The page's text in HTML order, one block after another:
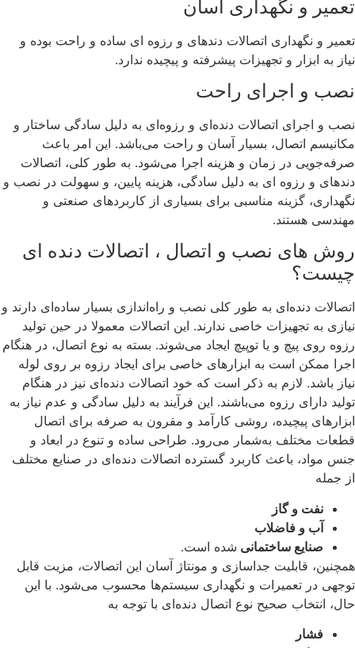
تعمیر و نگهداری آسان
تعمیر و نگهداری اتصالات دندهای و رزوه ای ساده و راحت بوده و
نیاز به ابزار و تجهیزات پیشرفته و پیچیده ندارد.
نصب و اجرای راحت
نصب و اجرای اتصالات دنده‌ای و رزوه‌ای به دلیل سادگی ساختار و
مکانیسم اتصال، بسیار آسان و راحت می‌باشد. این امر باعث
صرفه‌جویی در زمان و هزینه اجرا می‌شود. به طور کلی، اتصالات
دندهای و رزوه ای به دلیل سادگی، هزینه پایین، و سهولت در نصب و
نگهداری، گزینه مناسبی برای بسیاری از کاربردهای صنعتی و
مهندسی هستند.
روش های نصب و اتصال ، اتصالات دنده ای
چیست؟
اتصالات دنده‌ای به طور کلی نصب و راه‌اندازی بسیار ساده‌ای دارند و
نیازی به تجهیزات خاصی ندارند. این اتصالات معمولا در حین تولید
رزوه روی پیچ و یا توپیچ ایجاد می‌شوند. بسته به نوع اتصال، در هنگام
اجرا ممکن است به ابزارهای خاصی برای ایجاد رزوه بر روی لوله
نیاز باشد. لازم به ذکر است که خود اتصالات دنده‌ای نیز در هنگام
تولید دارای رزوه می‌باشند. این فرآیند به دلیل سادگی و عدم نیاز به
ابزارهای پیچیده، روشی کارآمد و مقرون به صرفه برای اتصال
قطعات مختلف به‌شمار می‌رود. طراحی ساده و تنوع در ابعاد و
جنس مواد، باعث کاربرد گسترده اتصالات دنده‌ای در صنایع مختلف
از جمله
نفت و گاز
آب و فاضلاب
صنایع ساختمانی شده است.
همچنین، قابلیت جداسازی و مونتاژ آسان این اتصالات، مزیت قابل
توجهی در تعمیرات و نگهداری سیستم‌ها محسوب می‌شود. با این
حال، انتخاب صحیح نوع اتصال دنده‌ای با توجه به
فشار